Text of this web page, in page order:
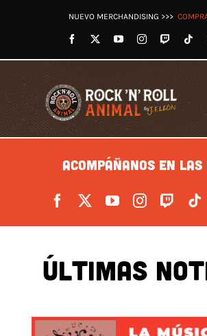
NUEVO MERCHANDISING >>>
LET’S ROCK RADIO
OTROS PODCASTS
REDES
TIENDA
ARTÍCULOS
ACOMPÁÑANOS EN LAS
ÚLTIMAS